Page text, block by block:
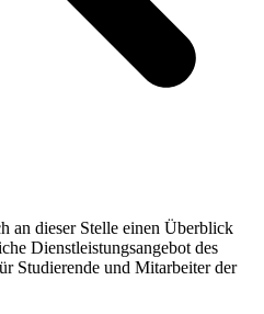
an dieser Stelle einen Überblick
Dienstleistungsangebot des
Studierende und Mitarbeiter der